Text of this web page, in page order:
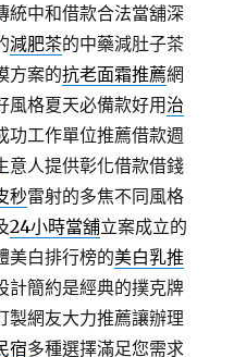
統中和借款合法當舖深
減肥茶的中藥減肚子茶
方案的抗老面霜推薦網
風格夏天必備款好用 治
功工作單位推薦借款週
意人提供彰化借款借錢
秒雷射的多焦不同風格
24小時當舖立案成立的
美白排行榜的美白乳推
計簡約是經典的撲克牌
製網友大力推薦讓辦理
宿多種選擇滿足您需求